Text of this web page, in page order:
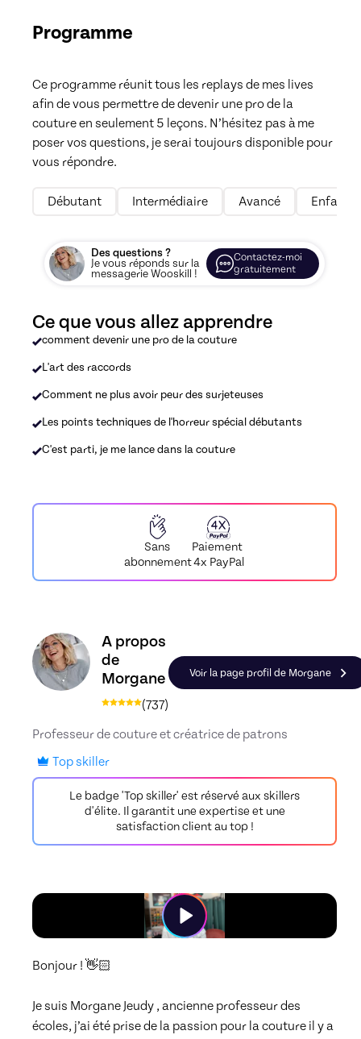
Programme
Ce programme réunit tous les replays de mes lives
afin de vous permettre de devenir une pro de la
couture en seulement 5 leçons. N’hésitez pas à me
poser vos questions, je serai toujours disponible pour
vous répondre.
Débutant Intermédiaire Avancé Enfant
Des questions ?
Je vous réponds sur la
messagerie Wooskill !
Contactez-moi
gratuitement
Ce que vous allez apprendre
comment devenir une pro de la couture
L'art des raccords
Comment ne plus avoir peur des surjeteuses
Les points techniques de l'horreur spécial débutants
C'est parti, je me lance dans la couture
Sans
abonnement
Paiement
4x PayPal
Découvrez le profil de Morgane, Skiller en
A propos
de
Morgane
(737)
Voir la page profil de Morgane
Professeur de couture et créatrice de patrons
Top skiller
Le badge 'Top skiller' est réservé aux skillers
d'élite. Il garantit une expertise et une
satisfaction client au top !
Bonjour ! 👋🏻
Je suis Morgane Jeudy , ancienne professeur des
écoles, j’ai été prise de la passion pour la couture il y a